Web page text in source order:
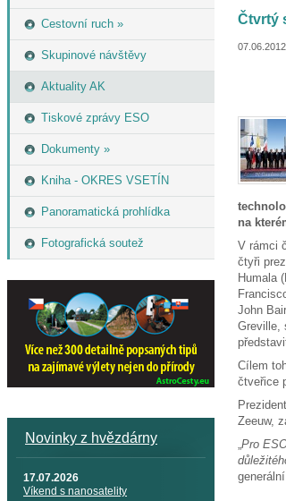
Cestovní ruch »
Skupinové návštěvy
Aktuality AK
Tiskové zprávy ESO
Dokumenty »
Kniha - OKRES VSETÍN
Panoramatická prohlídka
Fotografická soutež
Novinky z hvězdárny
17.07.2026
Víkend s nanosatelity
Čtvrtý
07.06.2012
na
V rámci
čtyři
Humala
John
Greville,
Cílem
čtveřice
Zeeuw,
„Pro